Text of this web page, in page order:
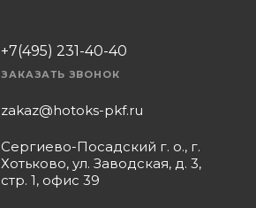
+7(495) 231-40-40
ЗАКАЗАТЬ ЗВОНОК
zakaz@hotoks-pkf.ru
Сергиево-Посадский г. о., г.
Хотьково, ул. Заводская, д. 3,
стр. 1, офис 39